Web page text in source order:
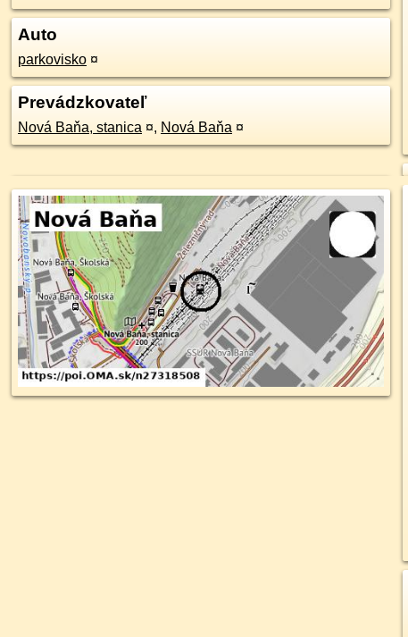
Auto
parkovisko ¤
Prevádzkovateľ
Nová Baňa, stanica ¤, Nová Baňa ¤